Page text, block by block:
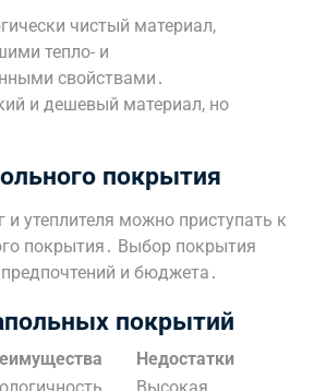
чистый материал,
тепло- и
свойствами․
и дешевый материал, но
покрытия
и утеплителя можно приступать к
покрытия․ Выбор покрытия
и бюджета․
покрытий
Недостатки